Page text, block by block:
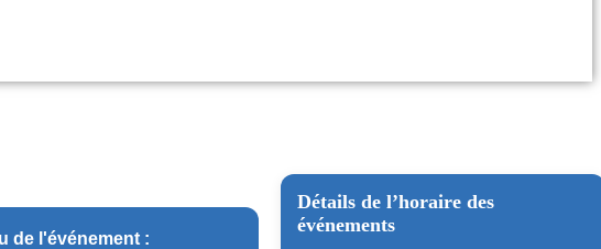
de l'événement :
Détails de l’horaire des
événements